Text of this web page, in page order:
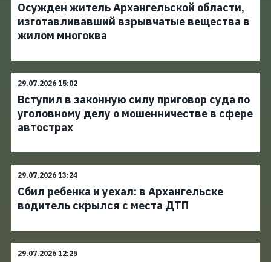
Осужден житель Архангельской области,
изготавливавший взрывчатые вещества в
жилом многоква
29.07.2026 15:02
Вступил в законную силу приговор суда по
уголовному делу о мошенничестве в сфере
автострах
29.07.2026 13:24
Сбил ребенка и уехал: в Архангельске
водитель скрылся с места ДТП
29.07.2026 12:25